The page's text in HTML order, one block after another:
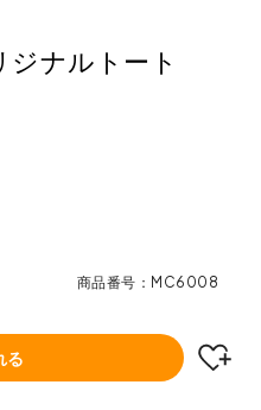
ジナルトート
商品番号 MC6008
る